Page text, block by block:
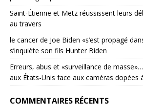
Saint-Étienne et Metz réussissent leurs
au travers
le cancer de Joe Biden «s’est propagé
s’inquiète son fils Hunter Biden
Erreurs, abus et «surveillance de
aux États-Unis face aux caméras dopées
COMMENTAIRES RÉCENTS